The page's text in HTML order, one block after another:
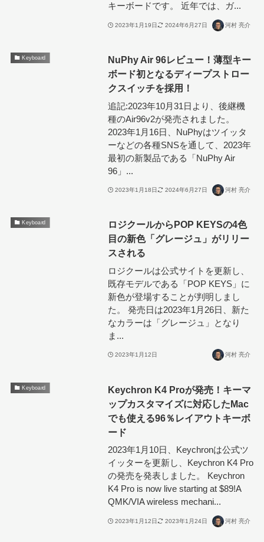
キーボードです。 近年では、ガ...
2023年1月19日 2024年6月27日 河村 亮介
Keyboard
NuPhy Air 96レビュー！薄型キー
ボード初となるディープストロー
クスイッチを採用！
追記:2023年10月31日より、後継機
種のAir96v2が発売されました。
2023年1月16日、NuPhyはツイッタ
ーなどの各種SNSを通して、2023年
最初の新製品である「NuPhy Air
96」...
2023年1月18日 2024年6月27日 河村 亮介
Keyboard
ロジクールからPOP KEYSの4色
目の新色「グレージュ」がリリー
スされる
ロジクールは公式サイトを更新し、
既存モデルである「POP KEYS」に
新色が登場することが判明しまし
た。 発売日は2023年1月26日、新た
なカラーは「グレージュ」となり
ま...
2023年1月12日 河村 亮介
Keyboard
Keychron K4 Proが発売！キーマ
ップカスタマイズに対応したMac
でも使える96％レイアウトキーボ
ード
2023年1月10日、Keychronは公式ツ
イッターを更新し、Keychron K4 Pro
の発売を発表しました。 Keychron
K4 Pro is now live starting at $89!A
QMK/VIA wireless mechani...
2023年1月12日 2023年1月24日 河村 亮介